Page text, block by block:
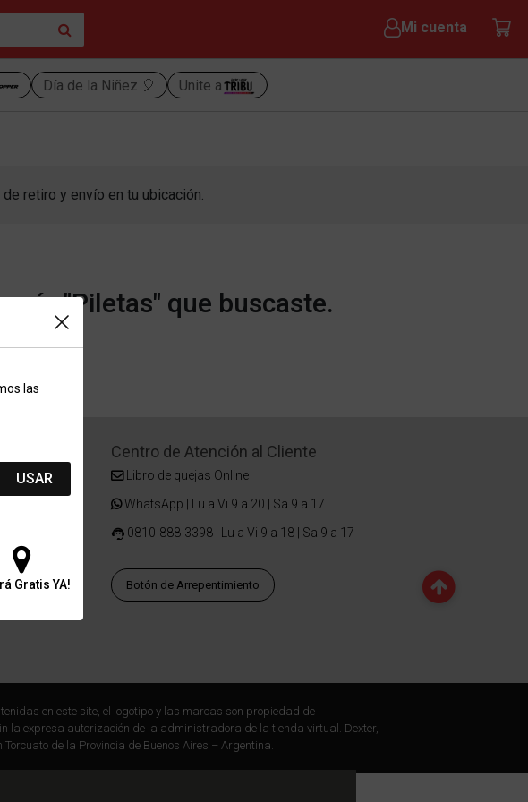
Mi cuenta
Día de la Niñez 🎈 Unite a
las
USAR
Gratis YA!
retiro y envío en tu ubicación.
"Piletas" que buscaste.
Centro de Atención al Cliente
Libro de quejas Online
WhatsApp | Lu a Vi 9 a 20 | Sa 9 a 17
0810-888-3398 | Lu a Vi 9 a 18 | Sa 9 a 17
Botón de Arrepentimiento
en este site, el logotipo y las marcas son propiedad de
la expresa autorización de la administradora de la tienda virtual. Dexter,
de la Provincia de Buenos Aires – Argentina.